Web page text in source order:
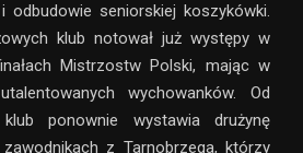
odbudowie seniorskiej koszykówki.
klub notował już występy w
Mistrzostw Polski, mając w
wychowanków. Od
ponownie wystawia drużynę
z Tarnobrzega, którzy